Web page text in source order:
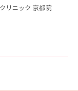
リニック 京都院